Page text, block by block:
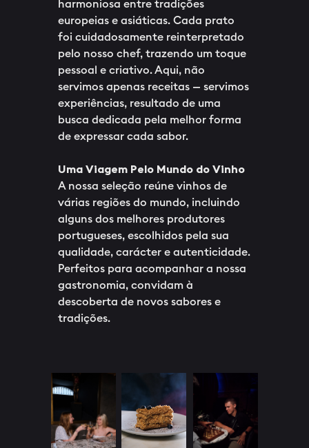
harmoniosa entre tradições
europeias e asiáticas. Cada prato
foi cuidadosamente reinterpretado
pelo nosso chef, trazendo um toque
pessoal e criativo. Aqui, não
servimos apenas receitas — servimos
experiências, resultado de uma
busca dedicada pela melhor forma
de expressar cada sabor.
Uma Viagem Pelo Mundo do Vinho
A nossa seleção reúne vinhos de
várias regiões do mundo, incluindo
alguns dos melhores produtores
portugueses, escolhidos pela sua
qualidade, carácter e autenticidade.
Perfeitos para acompanhar a nossa
gastronomia, convidam à
descoberta de novos sabores e
tradições.